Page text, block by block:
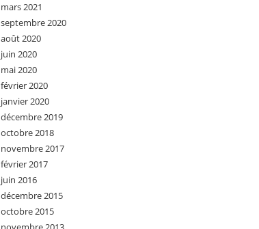
mars 2021
septembre 2020
août 2020
juin 2020
mai 2020
février 2020
janvier 2020
décembre 2019
octobre 2018
novembre 2017
février 2017
juin 2016
décembre 2015
octobre 2015